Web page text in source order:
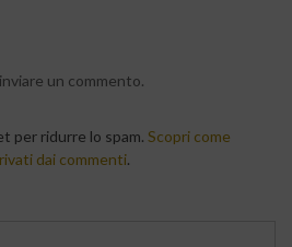
un commento.
per ridurre lo spam. Scopri come
dai commenti.